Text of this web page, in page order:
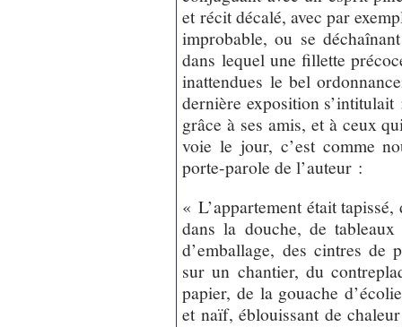
et récit décalé, avec par
improbable, ou se
dans lequel une fillette
inattendues le bel
dernière exposition
grâce à ses amis, et à ceux
voie le jour, c’est comme
porte-parole de l’auteur :
« L’appartement était
dans la douche, de
d’emballage, des cintres de
sur un chantier, du
papier, de la gouache
et naïf, éblouissant de